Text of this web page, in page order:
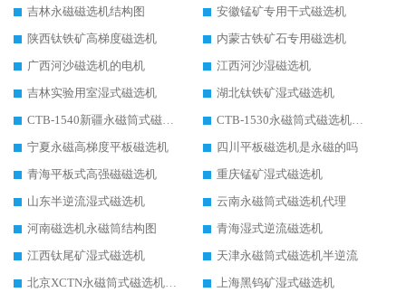
吉林永磁磁选机结构图
安徽锰矿专用干式磁选机
陕西钛铁矿高梯度磁选机
内蒙古铁矿石专用磁选机
广西河沙磁选机的电机
江西河沙湿磁选机
吉林实验用室湿式磁选机
湖北钛铁矿湿式磁选机
CTB-1540新疆永磁筒式磁选机
CTB-1530永磁筒式磁选机代理商
宁夏永磁高梯度平板磁选机
四川平板磁选机是永磁的吗
青海平板式高强磁磁选机
重庆锰矿湿式磁选机
山东半逆流湿式磁选机
云南永磁筒式磁选机代理
河南磁选机永磁筒结构图
青海湿式逆流磁选机
江西钛尾矿湿式磁选机
天津永磁筒式磁选机半逆流
北京XCTN永磁筒式磁选机磁块位置
上海黑钨矿湿式磁选机